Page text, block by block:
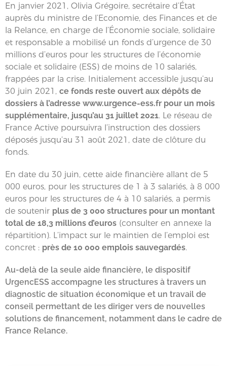
En janvier 2021, Olivia Grégoire, secrétaire d’État
auprès du ministre de l’Economie, des Finances et de
la Relance, en charge de l’Économie sociale, solidaire
et responsable a mobilisé un fonds d’urgence de 30
millions d’euros pour les structures de l’économie
sociale et solidaire (ESS) de moins de 10 salariés,
frappées par la crise. Initialement accessible jusqu’au
30 juin 2021, ce fonds reste ouvert aux dépôts de
dossiers à l’adresse www.urgence-ess.fr pour un mois
supplémentaire, jusqu’au 31 juillet 2021. Le réseau de
France Active poursuivra l’instruction des dossiers
déposés jusqu’au 31 août 2021, date de clôture du
fonds.
En date du 30 juin, cette aide financière allant de 5
000 euros, pour les structures de 1 à 3 salariés, à 8 000
euros pour les structures de 4 à 10 salariés, a permis
de soutenir plus de 3 000 structures pour un montant
total de 18,3 millions d’euros (consulter en annexe la
répartition). L’impact sur le maintien de l’emploi est
concret : près de 10 000 emplois sauvegardés.
Au-delà de la seule aide financière, le dispositif
UrgencESS accompagne les structures à travers un
diagnostic de situation économique et un travail de
conseil permettant de les diriger vers de nouvelles
solutions de financement, notamment dans le cadre de
France Relance.